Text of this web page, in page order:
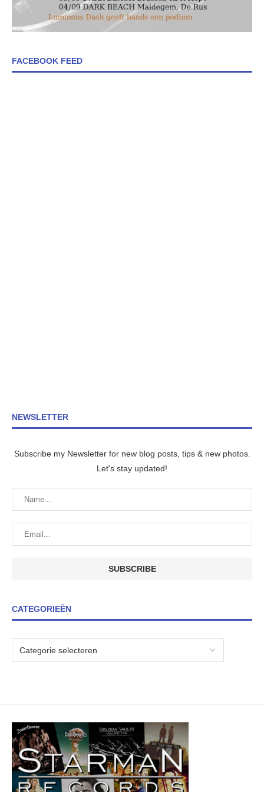
FACEBOOK FEED
NEWSLETTER
Subscribe my Newsletter for new blog posts, tips & new photos.
Let's stay updated!
CATEGORIEËN